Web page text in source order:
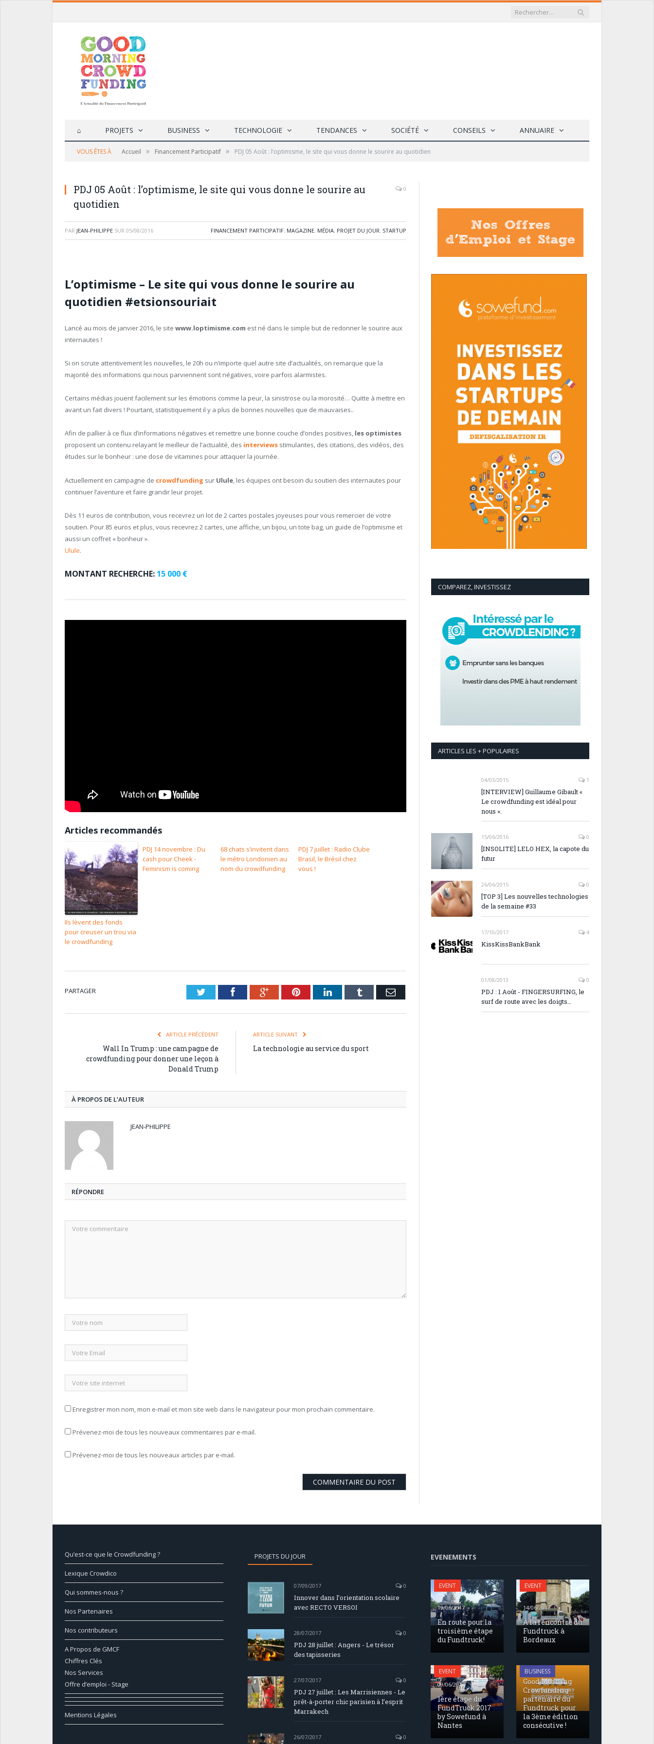
⌂ PROJETS BUSINESS TECHNOLOGIE TENDANCES SOCIÉTÉ CONSEILS ANNUAIRE
VOUS ÊTES À Accueil » Financement Participatif » PDJ 05 Août : l’optimisme, le site qui vous donne le sourire au quotidien
PDJ 05 Août : l’optimisme, le site qui vous donne le sourire au
quotidien
0
PAR JEAN-PHILIPPE SUR 05/08/2016 FINANCEMENT PARTICIPATIF, MAGAZINE, MÉDIA, PROJET DU JOUR, STARTUP
L’optimisme – Le site qui vous donne le sourire au
quotidien #etsionsouriait
Lancé au mois de janvier 2016, le site www.loptimisme.com est né dans le simple but de redonner le sourire aux
internautes !
Si on scrute attentivement les nouvelles, le 20h ou n’importe quel autre site d’actualités, on remarque que la
majorité des informations qui nous parviennent sont négatives, voire parfois alarmistes.
Certains médias jouent facilement sur les émotions comme la peur, la sinistrose ou la morosité… Quitte à mettre en
avant un fait divers ! Pourtant, statistiquement il y a plus de bonnes nouvelles que de mauvaises..
Afin de pallier à ce flux d’informations négatives et remettre une bonne couche d’ondes positives, les optimistes
proposent un contenu relayant le meilleur de l’actualité, des interviews stimulantes, des citations, des vidéos, des
études sur le bonheur : une dose de vitamines pour attaquer la journée.
Actuellement en campagne de crowdfunding sur Ulule , les équipes ont besoin du soutien des internautes pour
continuer l’aventure et faire grandir leur projet.
Dès 11 euros de contribution, vous recevrez un lot de 2 cartes postales joyeuses pour vous remercier de votre
soutien. Pour 85 euros et plus, vous recevrez 2 cartes, une affiche, un bijou, un tote bag, un guide de l’optimisme et
aussi un coffret « bonheur ».
Ulule.
MONTANT RECHERCHE: 15 000 €
Articles recommandés
Ils lèvent des fonds
pour creuser un trou via
le crowdfunding
PDJ 14 novembre : Du
cash pour Cheek -
Feminism is coming
68 chats s’invitent dans
le métro Londonien au
nom du crowdfunding
PDJ 7 juillet : Radio Clube
Brasil, le Brésil chez
vous !
PARTAGER TwitterFacebookGoogle+PinterestLinkedInTumblr Email
ARTICLE PRÉCÉDENT
Wall In Trump : une campagne de
crowdfunding pour donner une leçon à
Donald Trump
ARTICLE SUIVANT
La technologie au service du sport
À PROPOS DE L’AUTEUR
JEAN-PHILIPPE
RÉPONDRE
Enregistrer mon nom, mon e-mail et mon site web dans le navigateur pour mon prochain commentaire.
Prévenez-moi de tous les nouveaux commentaires par e-mail.
Prévenez-moi de tous les nouveaux articles par e-mail.
COMPAREZ, INVESTISSEZ
ARTICLES LES + POPULAIRES
04/03/2015 1
[INTERVIEW] Guillaume Gibault «
Le crowdfunding est idéal pour
nous ».
15/06/2016 0
[INSOLITE] LELO HEX, la capote du
futur
26/06/2015 0
[TOP 3] Les nouvelles technologies
de la semaine #33
17/10/2017 4
KissKissBankBank
01/08/2013 0
PDJ : 1 Août - FINGERSURFING, le
surf de route avec les doigts…
Qu’est-ce que le Crowdfunding ?
Lexique Crowdico
Qui sommes-nous ?
Nos Partenaires
Nos contributeurs
A Propos de GMCF
Chiffres Clés
Nos Services
Offre d’emploi - Stage
Mentions Légales
PROJETS DU JOUR
07/09/2017 0
Innover dans l’orientation scolaire
avec RECTO VERSOI
28/07/2017 0
PDJ 28 juillet : Angers - Le trésor
des tapisseries
27/07/2017 0
PDJ 27 juillet : Les Marrisiennes - Le
prêt-à-porter chic parisien à l’esprit
Marrakech
26/07/2017 0
EVENEMENTS
EVENT
19/06/2017
En route pour la
troisième étape
du Fundtruck!
EVENT
14/06/2017
À la rencontre du
Fundtruck à
Bordeaux
EVENT
09/06/2017
1ère étape du
FundTruck 2017
by Sowefund à
Nantes
BUSINESS
17/05/2017
Good Morning
Crowfunding
partenaire du
Fundtruck pour
la 3ème édition
consécutive !